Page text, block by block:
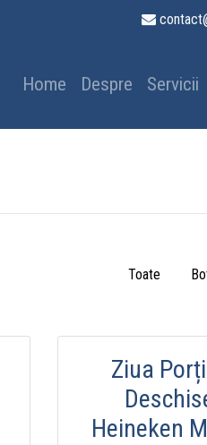
Home Despre Servicii
Toate
Ziua
Heineken